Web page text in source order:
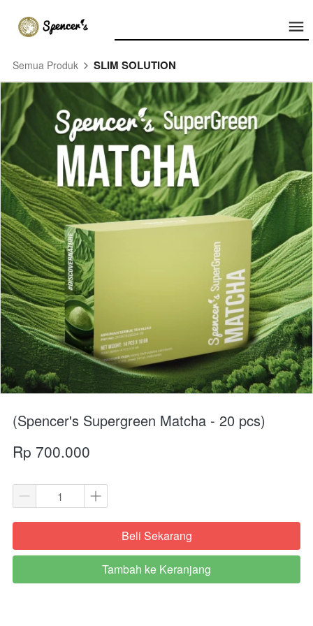
Semua Produk SLIM SOLUTION
(Spencer's Supergreen Matcha - 20 pcs)
Rp 700.000
`Beli Sekarang
`
Tambah ke Keranjang